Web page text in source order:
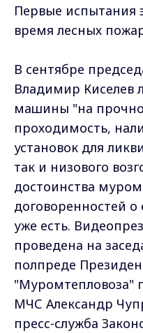
Первые
время лесных
В сентябре
Владимир Киселев
машины "на
проходимость,
установок для
так и низового
достоинства
договоренностей
уже есть.
проведена на
полпреде
"Муромтепловоза"
МЧС Александр
пресс-служба